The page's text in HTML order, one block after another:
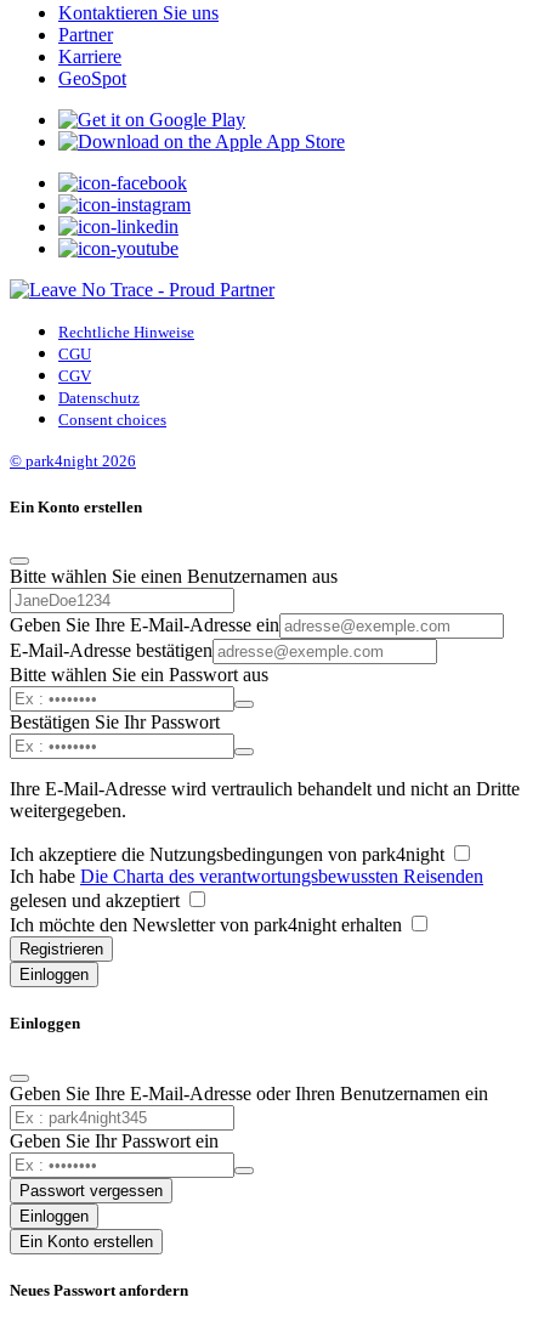
Kontaktieren Sie uns
Partner
Karriere
GeoSpot
Rechtliche Hinweise
CGU
CGV
Datenschutz
Consent choices
© park4night 2026
Ein Konto erstellen
Bitte wählen Sie einen Benutzernamen aus
Geben Sie Ihre E-Mail-Adresse ein
E-Mail-Adresse bestätigen
Bitte wählen Sie ein Passwort aus
Bestätigen Sie Ihr Passwort
Ihre E-Mail-Adresse wird vertraulich behandelt und nicht an Dritte
weitergegeben.
Ich akzeptiere die Nutzungsbedingungen von park4night
Ich habe Die Charta des verantwortungsbewussten Reisenden
gelesen und akzeptiert
Ich möchte den Newsletter von park4night erhalten
Registrieren
Einloggen
Einloggen
Geben Sie Ihre E-Mail-Adresse oder Ihren Benutzernamen ein
Geben Sie Ihr Passwort ein
Passwort vergessen
Einloggen
Ein Konto erstellen
Neues Passwort anfordern